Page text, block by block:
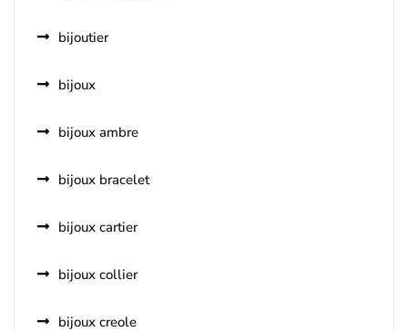
bijoutier
bijoux
bijoux ambre
bijoux bracelet
bijoux cartier
bijoux collier
bijoux creole